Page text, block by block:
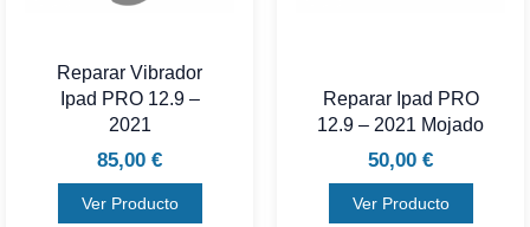
Reparar Vibrador
Ipad PRO 12.9 –
2021
85,00 €
Ver Producto
Reparar Ipad PRO
12.9 – 2021 Mojado
50,00 €
Ver Producto